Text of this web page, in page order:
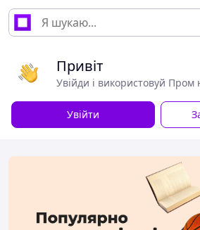
Привіт
Увійди і використовуй Пром
Увійти